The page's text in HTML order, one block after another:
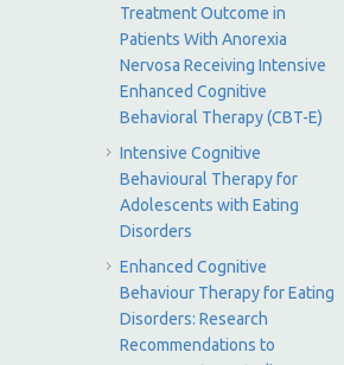
Treatment Outcome in
Patients With Anorexia
Nervosa Receiving Intensive
Enhanced Cognitive
Behavioral Therapy (CBT-E)
Intensive Cognitive
Behavioural Therapy for
Adolescents with Eating
Disorders
Enhanced Cognitive
Behaviour Therapy for Eating
Disorders: Research
Recommendations to